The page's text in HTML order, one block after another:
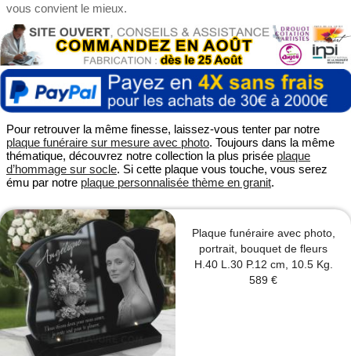
vous convient le mieux.
Pour retrouver la même finesse, laissez-vous tenter par notre
plaque funéraire sur mesure avec photo. Toujours dans la même
thématique, découvrez notre collection la plus prisée plaque
d’hommage sur socle. Si cette plaque vous touche, vous serez
ému par notre plaque personnalisée thème en granit.
Plaque funéraire avec photo,
portrait, bouquet de fleurs
H.40 L.30 P.12 cm, 10.5 Kg.
589 €